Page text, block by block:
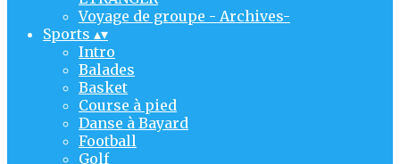
Voyage de groupe - Archives-
Sports ▴▾
Intro
Balades
Basket
Course à pied
Danse à Bayard
Football
Golf